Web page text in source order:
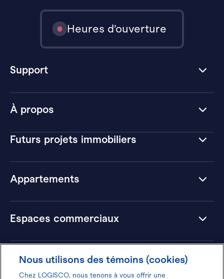
À propos
Futurs projets immobiliers
Appartements
Espaces commerciaux
Hôtels
Heures d’ouverture
Support
Nous utilisons des témoins (cookies)
Chez LOGISCO, nous tenons à vous offrir une